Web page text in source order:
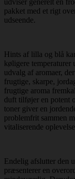
udviser generelt en
pakket med et rigt
udseende.
Hints af lilla og blå
køligere temperaturer
udvalg af aromaer,
frugtige, skarpe,
frugtige aroma
duft tilføjer en potent
toner giver en
problemfrit sammen
vitaliserende
Endelig afslutter den
præsenterer en